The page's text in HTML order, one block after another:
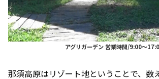
アグリガーデン 営業時間/9:00～
那須高原はリゾート地ということで、数